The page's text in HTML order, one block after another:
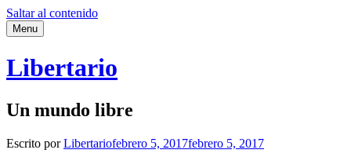
Saltar al contenido
Menu
Libertario
Un mundo libre
Escrito porLibertariofebrero 5, 2017febrero 5, 2017